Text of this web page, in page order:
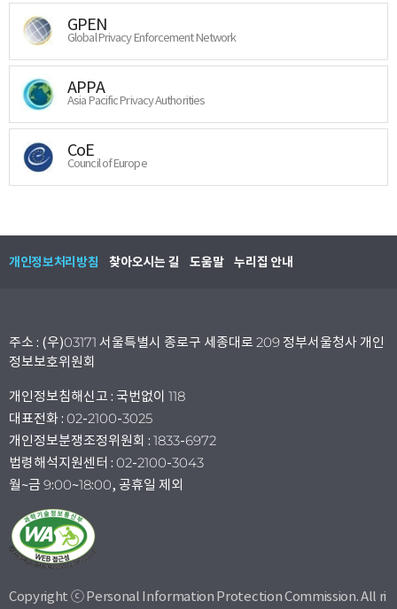
GPEN
Global Privacy Enforcement Network
APPA
Asia Pacific Privacy Authorities
CoE
Council of Europe
개인정보처리방침 찾아오시는 길 도움말 누리집 안내
주소 : (우)03171 서울특별시 종로구 세종대로 209 정부서울청사 개인
정보보호위원회
개인정보침해신고 : 국번없이 118
대표전화 : 02-2100-3025
개인정보분쟁조정위원회 : 1833-6972
법령해석지원센터 : 02-2100-3043
월~금 9:00~18:00, 공휴일 제외
Copyright ⓒ Personal Information Protection Commission. All ri